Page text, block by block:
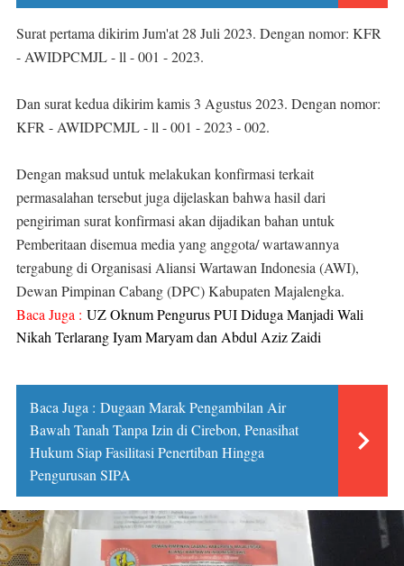
Surat pertama dikirim Jum'at 28 Juli 2023. Dengan nomor: KFR
- AWIDPCMJL - ll - 001 - 2023.
Dan surat kedua dikirim kamis 3 Agustus 2023. Dengan nomor:
KFR - AWIDPCMJL - ll - 001 - 2023 - 002.
Dengan maksud untuk melakukan konfirmasi terkait
permasalahan tersebut juga dijelaskan bahwa hasil dari
pengiriman surat konfirmasi akan dijadikan bahan untuk
Pemberitaan disemua media yang anggota/ wartawannya
tergabung di Organisasi Aliansi Wartawan Indonesia (AWI),
Dewan Pimpinan Cabang (DPC) Kabupaten Majalengka.
Baca Juga : UZ Oknum Pengurus PUI Diduga Manjadi Wali
Nikah Terlarang Iyam Maryam dan Abdul Aziz Zaidi
Baca Juga : Dugaan Marak Pengambilan Air
Bawah Tanah Tanpa Izin di Cirebon, Penasihat
Hukum Siap Fasilitasi Penertiban Hingga
Pengurusan SIPA